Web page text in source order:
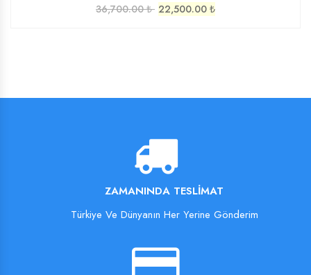
36,700.00 ₺ 22,500.00 ₺
ZAMANINDA TESLIMAT
Türkiye Ve Dünyanın Her Yerine Gönderim